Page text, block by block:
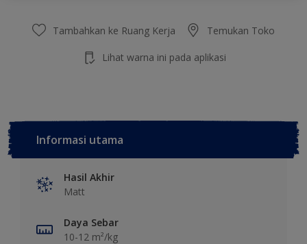
Tambahkan ke Ruang Kerja Temukan Toko
Lihat warna ini pada aplikasi
Informasi utama
Hasil Akhir
Matt
Daya Sebar
10-12 m²/kg